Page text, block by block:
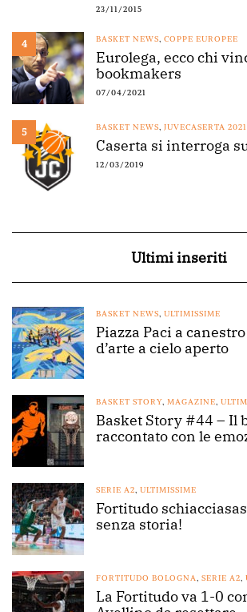
23/11/2015
4 BASKET NEWS, COPPE EUROPEE
Eurolega, ecco chi
bookmakers
07/04/2021
5 BASKET NEWS, JUVECASERTA 2021
Caserta si interroga
12/03/2019
Ultimi inseriti
BASKET NEWS, ULTIMISSIME
Piazza Paci a
d’arte a cielo aperto
BASKET STORY, MAGAZINE,
Basket Story #44 – Il
raccontato con le
SERIE A2, ULTIMISSIME
Fortitudo
senza storia!
FORTITUDO BOLOGNA, SERIE A2,
La Fortitudo va 1-0